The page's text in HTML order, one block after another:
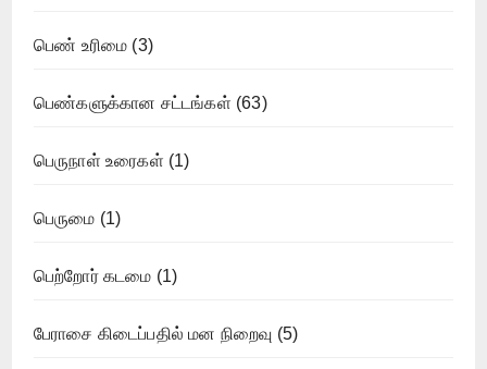
பெண் உரிமை (3)
பெண்களுக்கான சட்டங்கள் (63)
பெருநாள் உரைகள் (1)
பெருமை (1)
பெற்றோர் கடமை (1)
பேராசை கிடைப்பதில் மன நிறைவு (5)